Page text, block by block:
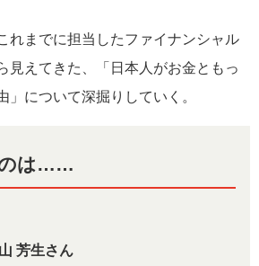
れまでに担当したファイナンシャル
見えてきた、「日本人がお金ともっ
」について深掘りしていく。
のは……
芳生さん